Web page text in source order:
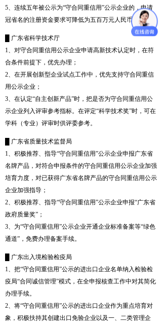
5、连续五年被公示为“守合同重信用”公示企业的，申请
冠省名的注册资金要求可降低为五百万元人民币。
█ 广东省科学技术厅
1、对守合同重信用公示企业申请高新技术认定时，在符
合条件前提下，优先办理；
2、在开展创新型企业试点工作中，优先支持守合同重信
用公示企业；
3、在认定“自主创新产品”时，把是否为守合同重信用公
示企业列入评审参考指标。在评定“科学技术奖”时，可在
学科（专业）评审时供评委参考。
█ 广东省质量技术监督局
1、积极推荐、指导“守合同重信用”公示企业申报广东省
名牌产品，对符合申报条件的守合同重信用公示企业加强
培育力度，对已获得广东省名牌产品的守合同重信用公示
企业加强指导；
2、积极推荐、指导“守合同重信用”公示企业申报“广东省
政府质量奖”；
3、为“守合同重信用”公示企业开通企业标准备案等“绿色
通道”，免费办理备案手续。
█ 广东出入境检验检疫局
1、把“守合同重信用”公示的进出口企业名单纳入检验检
疫局“合同诚信管理”模式，在全申报核查工作中对其简化
办理手续。
2、将“守合同重信用”公示的进出口企业作为重点培育对
象，积极扶持其创建出口免验企业以及一、二类管理企